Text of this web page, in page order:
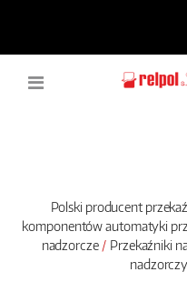
Polski producent
komponentów automatyki
nadzorcze
Przekaźniki